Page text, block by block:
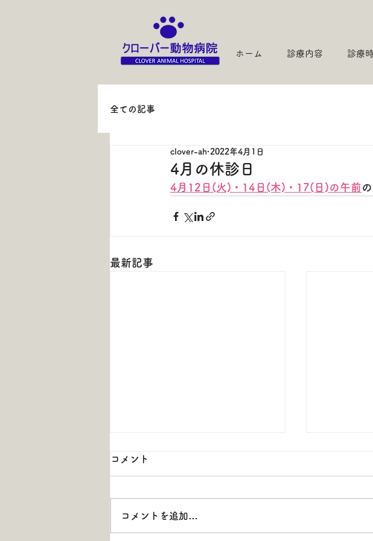
ホーム 診療内容 診療
全ての記事
4月の休診日
clover-ah 2022年4月1日
4月12日(火)・14日(木)・17(日)の午前
最新記事
コメント
コメントを追加…